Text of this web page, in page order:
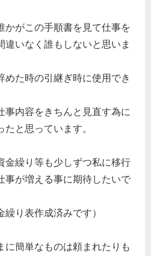
かがこの手順書を見て仕事を
いなく誰もしないと思いま
めた時の引継ぎ時に使用でき
事内容をきちんと見直す為に
と思っています。
金繰り等も少しずつ私に移行
事が増える事に期待したいで
繰り表作成済みです）
に簡単なものは頼まれたりも